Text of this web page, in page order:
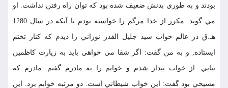
بودند و به طوري بدنش ضعيف شده بود كه توان راه رفتن نداشت. او
مي گويد: مكرر از خدا مرگم را خواسته بودم تا آنكه در سال 1280
هـ.ق در عالم خواب سيد جليل القدر نوراني را ديدم كه كنار تختم
ايستاده, و به من گفت: اگر شفا مي خواهي بايد به زيارت كاظمين
بيايي. از خواب بيدار شدم و خوابم را به مادرم گفتم. مادرم كه
مسيحي بود گفت: اين خواب شيطاني است. دو مرتبه خوابم برد. اين